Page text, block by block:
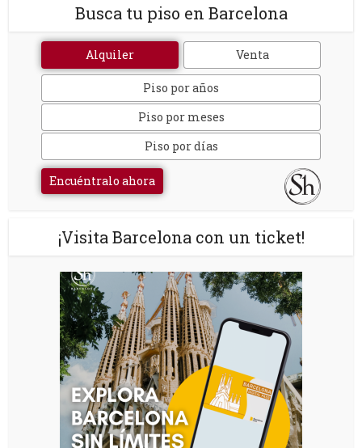
Busca tu piso en Barcelona
Alquiler Venta
Piso por años
Piso por meses
Piso por días
Encuéntralo ahora
¡Visita Barcelona con un ticket!